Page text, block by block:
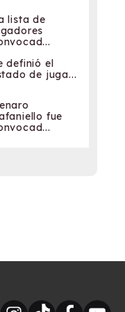
lista de
definió el
de juga...
fue